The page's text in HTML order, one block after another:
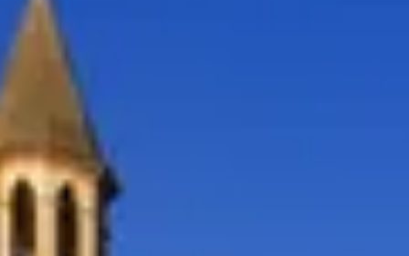
Dégustation vin Marseille
Domaines viticoles Nice
Domaines viticoles Var
Château Font du Broc
Château Saint Maur
Commanderie de Peyrassol
Domaine de la Bégude